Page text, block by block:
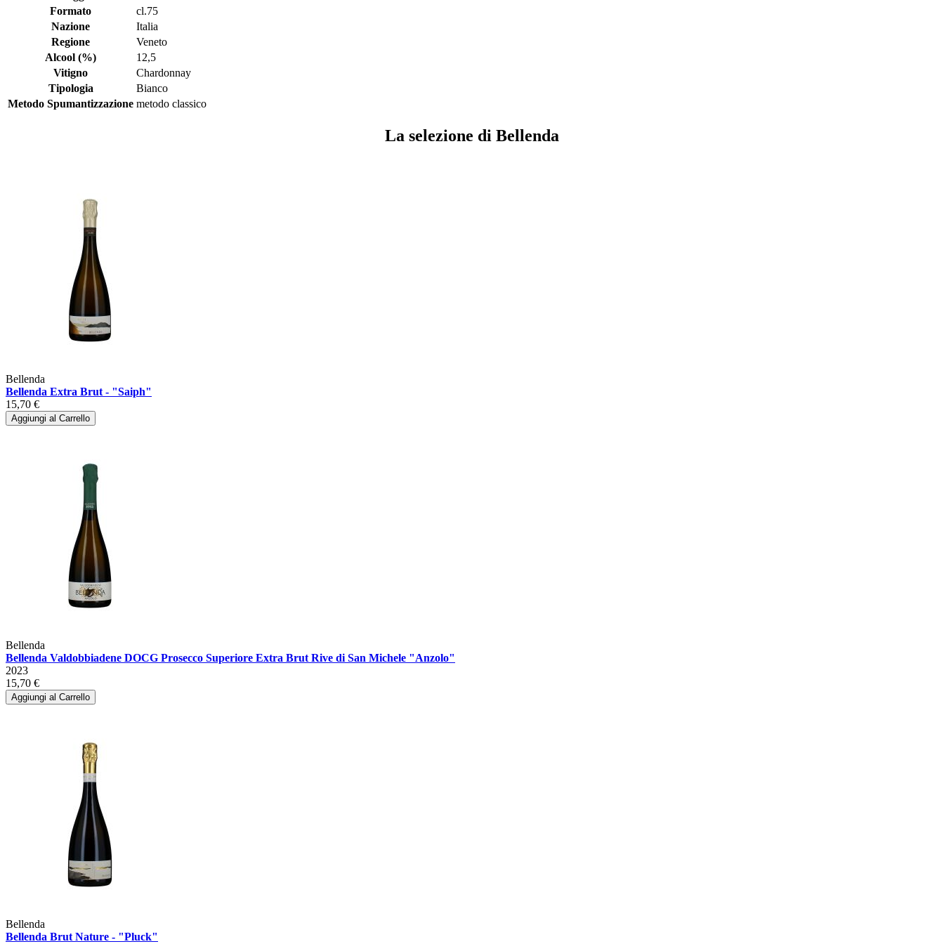
Formato
cl.75
Nazione
Italia
Regione
Veneto
Alcool (%)
12,5
Vitigno
Chardonnay
Tipologia
Bianco
Metodo Spumantizzazione metodo classico
La selezione di Bellenda
Bellenda
Bellenda Extra Brut - "Saiph"
15,70 €
Aggiungi al Carrello
Bellenda
Bellenda Valdobbiadene DOCG Prosecco Superiore Extra Brut Rive di San Michele "Anzolo"
2023
15,70 €
Aggiungi al Carrello
Bellenda
Bellenda Brut Nature - "Pluck"